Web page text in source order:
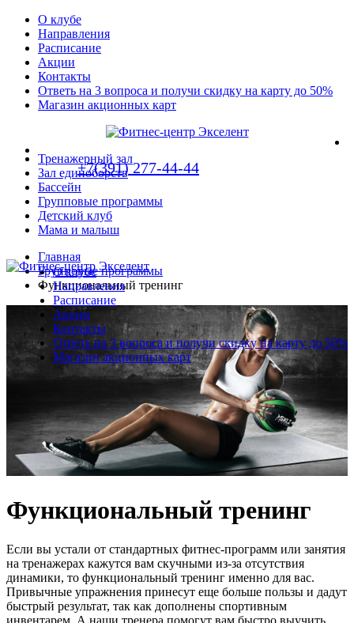
О клубе
Направления
Расписание
Акции
Контакты
Ответь на 3 вопроса и получи скидку на карту до 50%
Магазин акционных карт
+7(391) 277-44-44
Тренажерный зал
Зал единоборств
Бассейн
Групповые программы
Детский клуб
Мама и малыш
О клубе
Направления
Расписание
Акции
Контакты
Ответь на 3 вопроса и получи скидку на карту до 50%
Магазин акционных карт
Главная
Групповые программы
Функциональный тренинг
Функциональный тренинг
Если вы устали от стандартных фитнес-программ или занятия
на тренажерах кажутся вам скучными из-за отсутствия
динамики, то функциональный тренинг именно для вас.
Привычные упражнения принесут еще больше пользы и дадут
быстрый результат, так как дополнены спортивным
инвентарем. А наши тренера помогут вам быстро выучить